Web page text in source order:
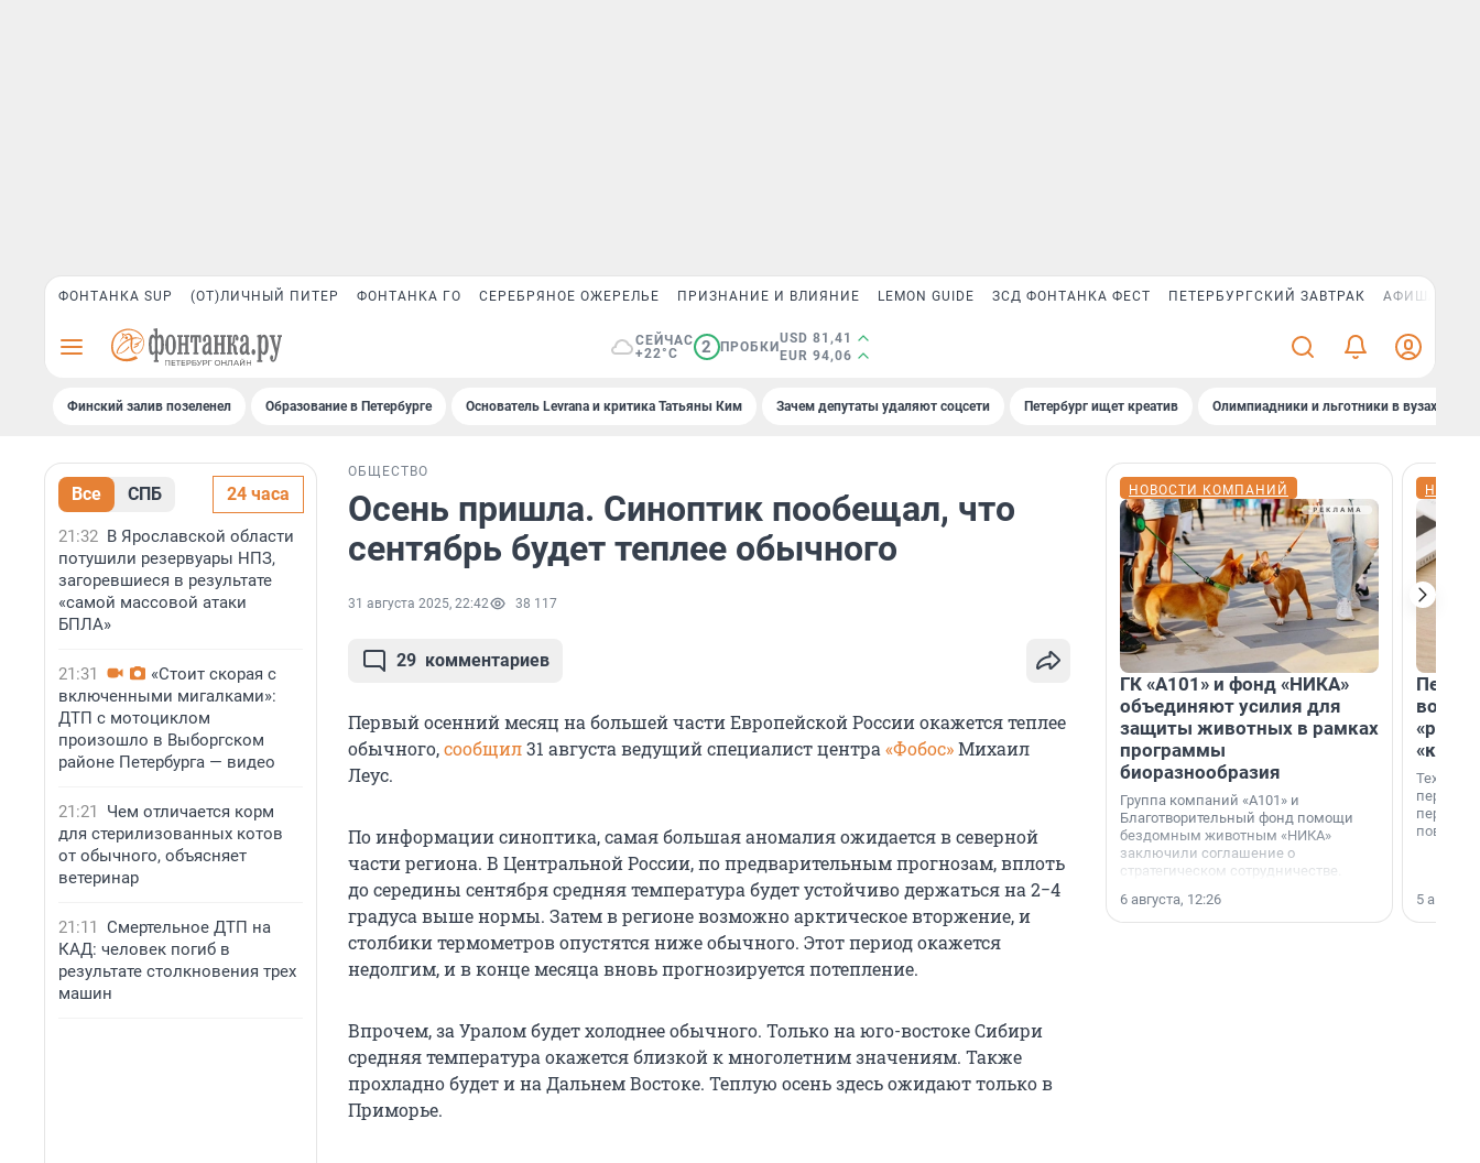
ФОНТАНКА SUP (ОТ)ЛИЧНЫЙ ПИТЕР ФОНТАНКА ГО СЕРЕБРЯНОЕ ОЖЕРЕЛЬЕ ПРИЗНАНИЕ И ВЛИЯНИЕ LEMON GUIDE ЗСД ФОНТАНКА ФЕСТ ПЕТЕРБУРГСКИЙ ЗАВТРАК АФИША PLUS
СЕЙЧАС
+22°C
2 ПРОБКИ
USD 81,41
EUR 94,06
Финский залив позеленел Образование в Петербурге Основатель Levrana и критика Татьяны Ким Зачем депутаты удаляют соцсети Петербург ищет креатив Олимпиадники и льготники в вузах СПб
Все СПБ 24 часа
21:32 В Ярославской области
потушили резервуары НПЗ,
загоревшиеся в результате
«самой массовой атаки
БПЛА»
21:31
«Стоит скорая с
включенными мигалками»:
ДТП с мотоциклом
произошло в Выборгском
районе Петербурга — видео
21:21
Чем отличается корм
для стерилизованных котов
от обычного, объясняет
ветеринар
21:11 Смертельное ДТП на
КАД: человек погиб в
результате столкновения трех
машин
ОБЩЕСТВО
Осень пришла. Синоптик пообещал, что
сентябрь будет теплее обычного
31 августа 2025, 22:42 38 117
29 комментариев
Первый осенний месяц на большей части Европейской России окажется теплее
обычного,сообщил31 августа ведущий специалист центра «Фобос»Михаил
Леус.
По информации синоптика, самая большая аномалия ожидается в северной
части региона. В Центральной России, по предварительным прогнозам, вплоть
до середины сентября средняя температура будет устойчиво держаться на 2−4
градуса выше нормы. Затем в регионе возможно арктическое вторжение, и
столбики термометров опустятся ниже обычного. Этот период окажется
недолгим, и в конце месяца вновь прогнозируется потепление.
Впрочем, за Уралом будет холоднее обычного. Только на юго-востоке Сибири
средняя температура окажется близкой к многолетним значениям. Также
прохладно будет и на Дальнем Востоке. Теплую осень здесь ожидают только в
Приморье.
НОВОСТИ КОМПАНИЙ
ГК «А101» и фонд «НИКА»
объединяют усилия для
защиты животных в рамках
программы
биоразнообразия
Группа компаний «А101» и
Благотворительный фонд помощи
бездомным животным «НИКА»
заключили соглашение о
стратегическом сотрудничестве.
6 августа, 12:26
5